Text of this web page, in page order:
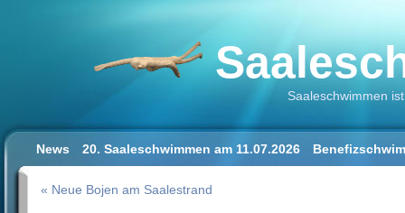
Saaleschwimmen
News 20. Saaleschwimmen am 11.07.2026
« Neue Bojen am Saalestrand